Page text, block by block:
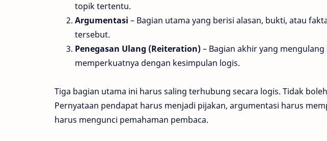
topik tertentu.
Argumentasi – Bagian utama yang berisi alasan, bukti, atau
tersebut.
Penegasan Ulang (Reiteration)– Bagian akhir yang
memperkuatnya dengan kesimpulan logis.
Tiga bagian utama ini harus saling terhubung secara logis. Tidak
Pernyataan pendapat harus menjadi pijakan, argumentasi harus
harus mengunci pemahaman pembaca.